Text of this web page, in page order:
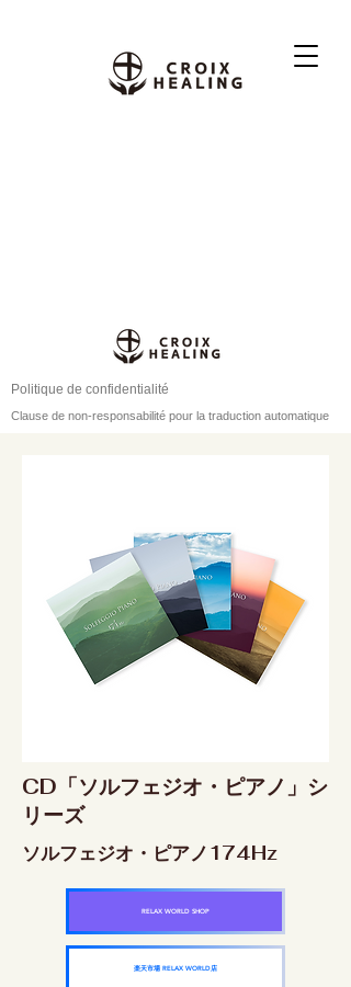
Politique de confidentialité
Clause de non-responsabilité pour la traduction automatique
CD「ソルフェジオ・ピアノ」シ
リーズ
ソルフェジオ・ピアノ174Hz
RELAX WORLD SHOP
楽天市場 RELAX WORLD店